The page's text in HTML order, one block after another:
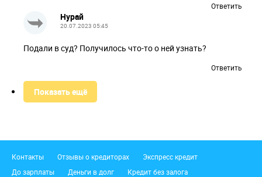
Ответить
Нурай
20.07.2023 05:45
Подали в суд? Получилось что-то о ней узнать?
Ответить
Показать ещё
Подвал
Контакты Отзывы о кредиторах
Экспресс кредит
До зарплаты
Деньги в долг
Кредит без залога